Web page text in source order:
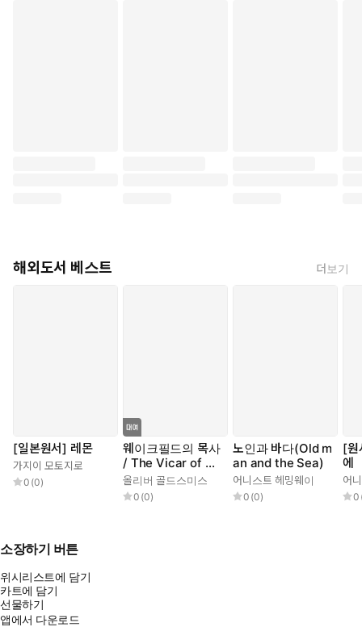
해외도서 베스트 더보기
[일본원서] 레몬
가지이 모토지로
0 (0)
웨이크필드의 목사
/ The Vicar of W
akefield (영문판)
올리버 골드스미스
0 (0)
노인과 바다(Old m
an and the Sea)
어니스트 헤밍웨이
0 (0)
[원
에
어
0
소장하기 버튼
위시리스트에 담기
카트에 담기
선물하기
앱에서 다운로드